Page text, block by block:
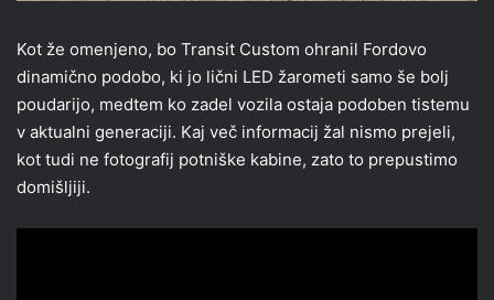
Kot že omenjeno, bo Transit Custom ohranil Fordovo
dinamično podobo, ki jo lični LED žarometi samo še bolj
poudarijo, medtem ko zadel vozila ostaja podoben tistemu
v aktualni generaciji. Kaj več informacij žal nismo prejeli,
kot tudi ne fotografij potniške kabine, zato to prepustimo
domišljiji.